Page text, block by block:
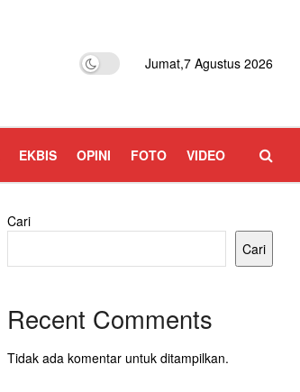
Jumat,7 Agustus 2026
EKBIS OPINI FOTO VIDEO
Cari
Cari
Recent Comments
Tidak ada komentar untuk ditampilkan.